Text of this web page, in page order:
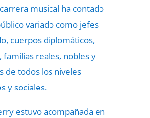
musical ha contado
variado como jefes
cuerpos diplomáticos,
familias reales, nobles y
de todos los niveles
y sociales.
estuvo acompañada en